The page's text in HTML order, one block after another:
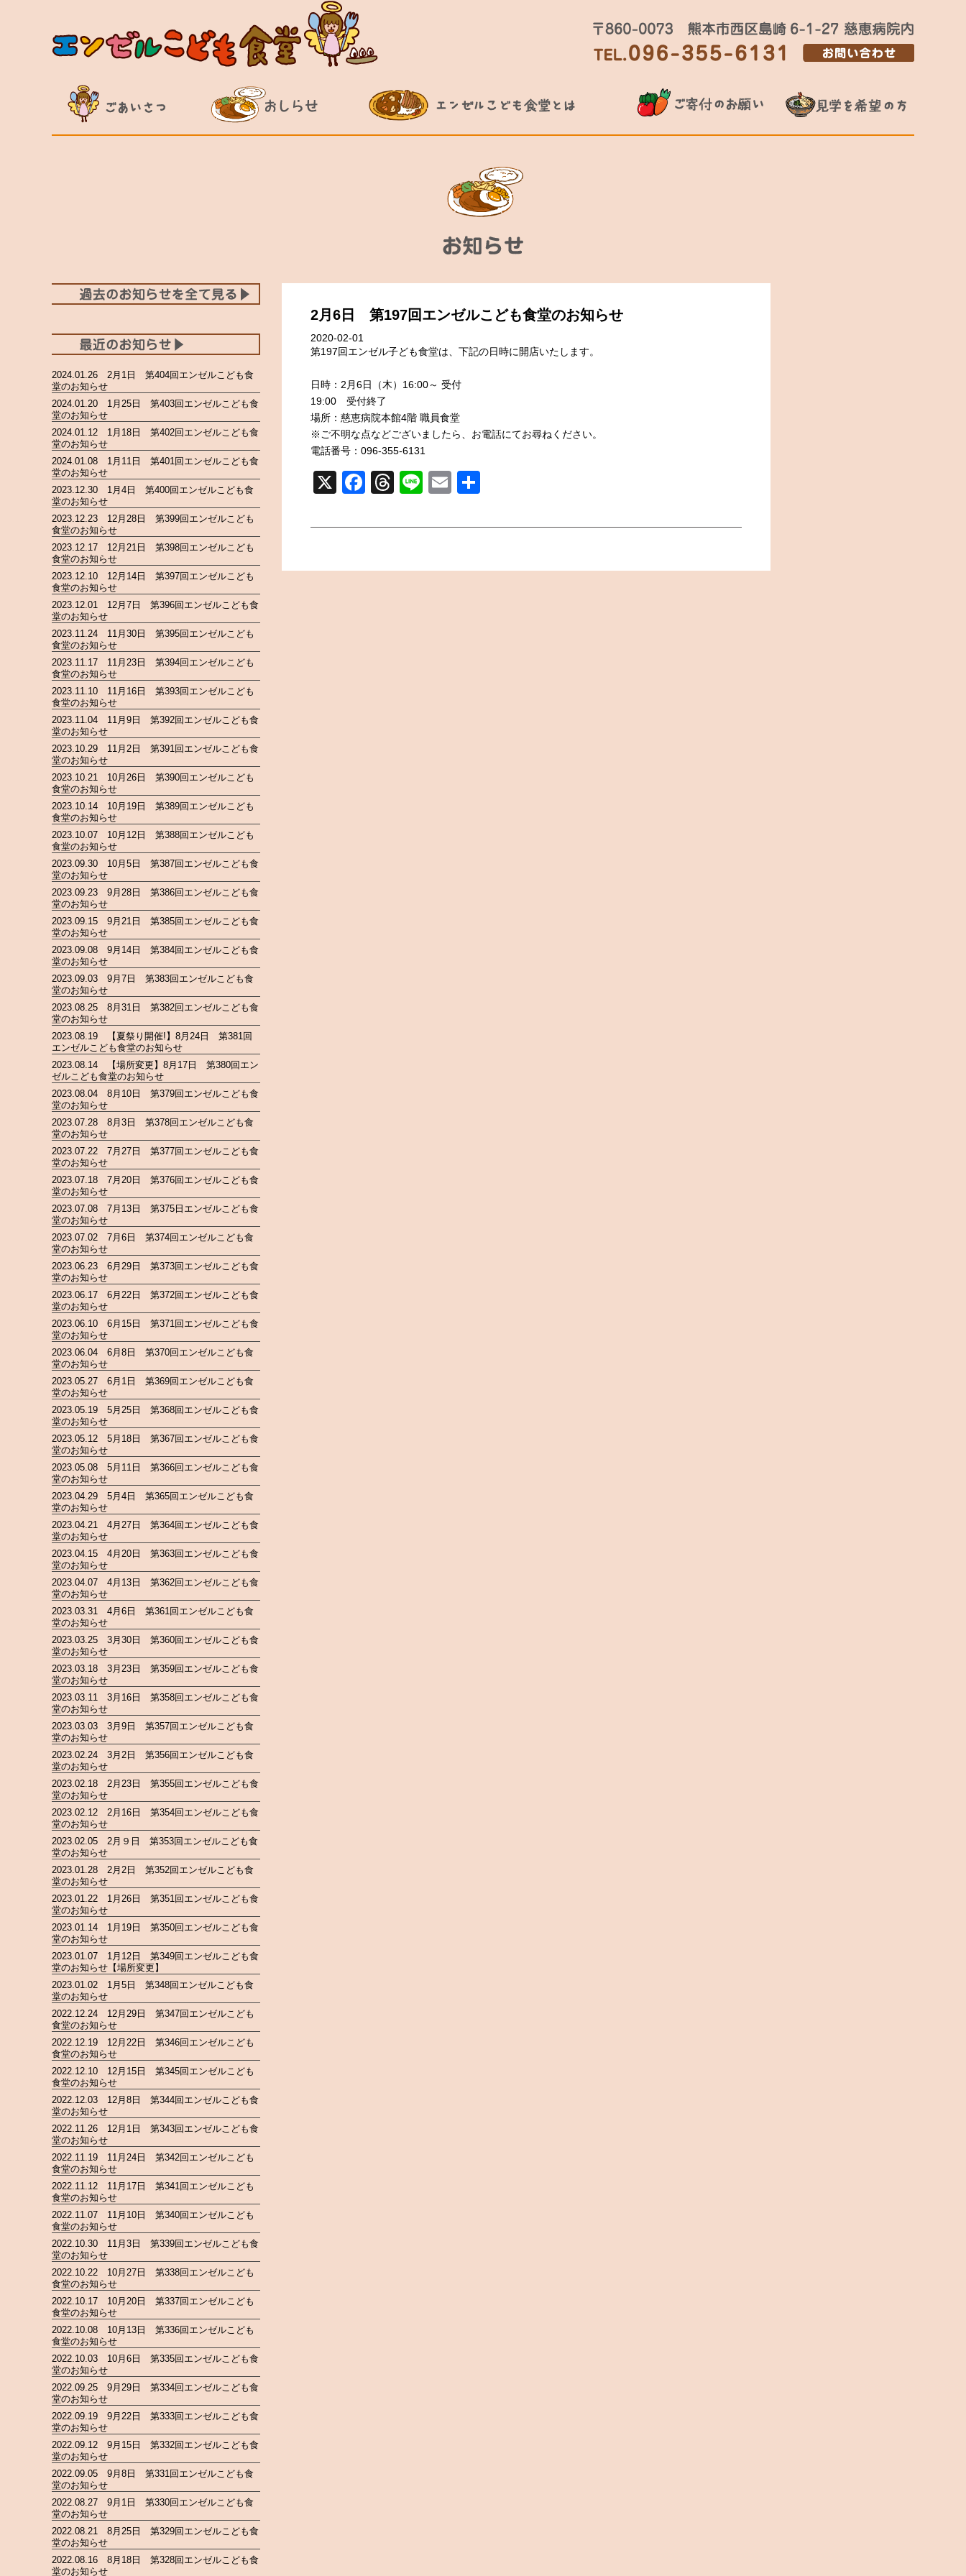
2月6日 第197回エンゼルこども食堂のお知らせ
2020-02-01
第197回エンゼル子ども食堂は、下記の日時に開店いたします。
日時：2月6日（木）16:00～ 受付
19:00 受付終了
場所：慈恵病院本館4階 職員食堂
※ご不明な点などございましたら、お電話にてお尋ねください。
電話番号：096-355-6131
X Facebook
Threads
LineEmail
2024.01.26 2月1日 第404回エンゼルこども食
堂のお知らせ
2024.01.20 1月25日 第403回エンゼルこども食
堂のお知らせ
2024.01.12 1月18日 第402回エンゼルこども食
堂のお知らせ
2024.01.08 1月11日 第401回エンゼルこども食
堂のお知らせ
2023.12.30 1月4日 第400回エンゼルこども食
堂のお知らせ
2023.12.23 12月28日 第399回エンゼルこども
食堂のお知らせ
2023.12.17 12月21日 第398回エンゼルこども
食堂のお知らせ
2023.12.10 12月14日 第397回エンゼルこども
食堂のお知らせ
2023.12.01 12月7日 第396回エンゼルこども食
堂のお知らせ
2023.11.24 11月30日 第395回エンゼルこども
食堂のお知らせ
2023.11.17 11月23日 第394回エンゼルこども
食堂のお知らせ
2023.11.10 11月16日 第393回エンゼルこども
食堂のお知らせ
2023.11.04 11月9日 第392回エンゼルこども食
堂のお知らせ
2023.10.29 11月2日 第391回エンゼルこども食
堂のお知らせ
2023.10.21 10月26日 第390回エンゼルこども
食堂のお知らせ
2023.10.14 10月19日 第389回エンゼルこども
食堂のお知らせ
2023.10.07 10月12日 第388回エンゼルこども
食堂のお知らせ
2023.09.30 10月5日 第387回エンゼルこども食
堂のお知らせ
2023.09.23 9月28日 第386回エンゼルこども食
堂のお知らせ
2023.09.15 9月21日 第385回エンゼルこども食
堂のお知らせ
2023.09.08 9月14日 第384回エンゼルこども食
堂のお知らせ
2023.09.03 9月7日 第383回エンゼルこども食
堂のお知らせ
2023.08.25 8月31日 第382回エンゼルこども食
堂のお知らせ
2023.08.19 【夏祭り開催!】8月24日 第381回
エンゼルこども食堂のお知らせ
2023.08.14 【場所変更】8月17日 第380回エン
ゼルこども食堂のお知らせ
2023.08.04 8月10日 第379回エンゼルこども食
堂のお知らせ
2023.07.28 8月3日 第378回エンゼルこども食
堂のお知らせ
2023.07.22 7月27日 第377回エンゼルこども食
堂のお知らせ
2023.07.18 7月20日 第376回エンゼルこども食
堂のお知らせ
2023.07.08 7月13日 第375日エンゼルこども食
堂のお知らせ
2023.07.02 7月6日 第374回エンゼルこども食
堂のお知らせ
2023.06.23 6月29日 第373回エンゼルこども食
堂のお知らせ
2023.06.17 6月22日 第372回エンゼルこども食
堂のお知らせ
2023.06.10 6月15日 第371回エンゼルこども食
堂のお知らせ
2023.06.04 6月8日 第370回エンゼルこども食
堂のお知らせ
2023.05.27 6月1日 第369回エンゼルこども食
堂のお知らせ
2023.05.19 5月25日 第368回エンゼルこども食
堂のお知らせ
2023.05.12 5月18日 第367回エンゼルこども食
堂のお知らせ
2023.05.08 5月11日 第366回エンゼルこども食
堂のお知らせ
2023.04.29 5月4日 第365回エンゼルこども食
堂のお知らせ
2023.04.21 4月27日 第364回エンゼルこども食
堂のお知らせ
2023.04.15 4月20日 第363回エンゼルこども食
堂のお知らせ
2023.04.07 4月13日 第362回エンゼルこども食
堂のお知らせ
2023.03.31 4月6日 第361回エンゼルこども食
堂のお知らせ
2023.03.25 3月30日 第360回エンゼルこども食
堂のお知らせ
2023.03.18 3月23日 第359回エンゼルこども食
堂のお知らせ
2023.03.11 3月16日 第358回エンゼルこども食
堂のお知らせ
2023.03.03 3月9日 第357回エンゼルこども食
堂のお知らせ
2023.02.24 3月2日 第356回エンゼルこども食
堂のお知らせ
2023.02.18 2月23日 第355回エンゼルこども食
堂のお知らせ
2023.02.12 2月16日 第354回エンゼルこども食
堂のお知らせ
2023.02.05 2月９日 第353回エンゼルこども食
堂のお知らせ
2023.01.28 2月2日 第352回エンゼルこども食
堂のお知らせ
2023.01.22 1月26日 第351回エンゼルこども食
堂のお知らせ
2023.01.14 1月19日 第350回エンゼルこども食
堂のお知らせ
2023.01.07 1月12日 第349回エンゼルこども食
堂のお知らせ【場所変更】
2023.01.02 1月5日 第348回エンゼルこども食
堂のお知らせ
2022.12.24 12月29日 第347回エンゼルこども
食堂のお知らせ
2022.12.19 12月22日 第346回エンゼルこども
食堂のお知らせ
2022.12.10 12月15日 第345回エンゼルこども
食堂のお知らせ
2022.12.03 12月8日 第344回エンゼルこども食
堂のお知らせ
2022.11.26 12月1日 第343回エンゼルこども食
堂のお知らせ
2022.11.19 11月24日 第342回エンゼルこども
食堂のお知らせ
2022.11.12 11月17日 第341回エンゼルこども
食堂のお知らせ
2022.11.07 11月10日 第340回エンゼルこども
食堂のお知らせ
2022.10.30 11月3日 第339回エンゼルこども食
堂のお知らせ
2022.10.22 10月27日 第338回エンゼルこども
食堂のお知らせ
2022.10.17 10月20日 第337回エンゼルこども
食堂のお知らせ
2022.10.08 10月13日 第336回エンゼルこども
食堂のお知らせ
2022.10.03 10月6日 第335回エンゼルこども食
堂のお知らせ
2022.09.25 9月29日 第334回エンゼルこども食
堂のお知らせ
2022.09.19 9月22日 第333回エンゼルこども食
堂のお知らせ
2022.09.12 9月15日 第332回エンゼルこども食
堂のお知らせ
2022.09.05 9月8日 第331回エンゼルこども食
堂のお知らせ
2022.08.27 9月1日 第330回エンゼルこども食
堂のお知らせ
2022.08.21 8月25日 第329回エンゼルこども食
堂のお知らせ
2022.08.16 8月18日 第328回エンゼルこども食
堂のお知らせ